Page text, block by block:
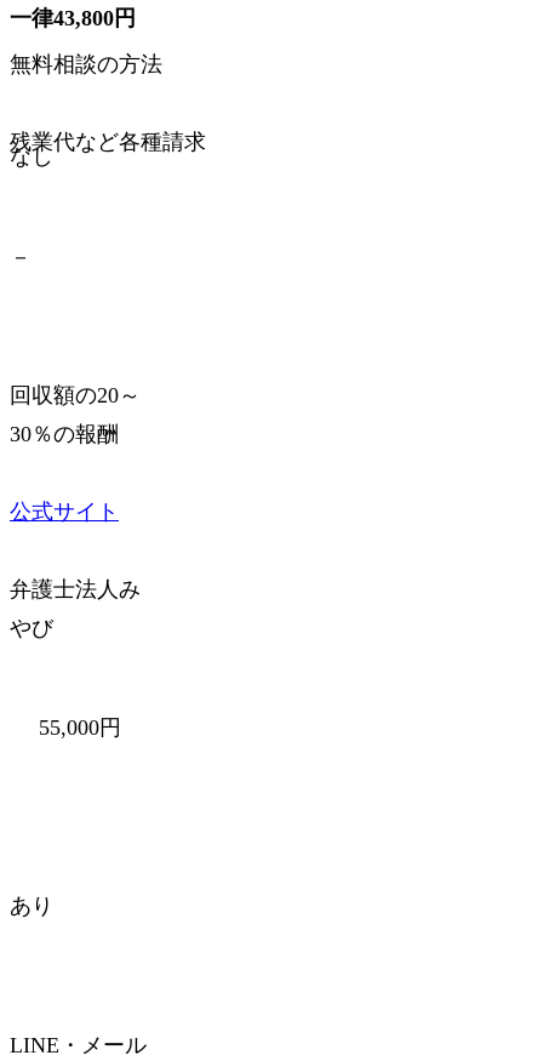
無料相談
無料相談の方法
残業代など各種請求
一律43,800円
なし
－
回収額の20～
30％の報酬
公式サイト
弁護士法人み
やび
55,000円
あり
LINE・メール